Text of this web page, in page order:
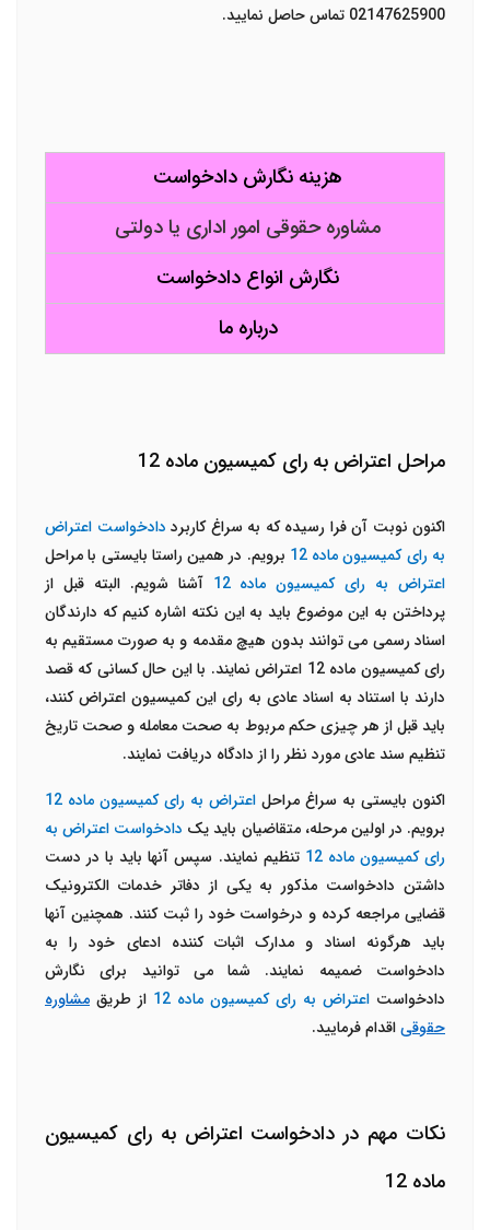
02147625900 تماس حاصل نمایید.
هزینه نگارش دادخواست
مشاوره حقوقی امور اداری یا دولتی
نگارش انواع دادخواست
درباره ما
مراحل اعتراض به رای کمیسیون ماده 12
اکنون نوبت آن فرا رسیده که به سراغ کاربرد دادخواست اعتراض
به رای کمیسیون ماده 12
برویم. در همین راستا بایستی با مراحل
اعتراض به رای کمیسیون ماده 12
آشنا شویم. البته قبل از
پرداختن به این موضوع باید به این نکته اشاره کنیم که دارندگان
اسناد رسمی می توانند بدون هیچ مقدمه و به صورت مستقیم به
رای کمیسیون ماده 12 اعتراض نمایند. با این حال کسانی که قصد
دارند با استناد به اسناد عادی به رای این کمیسیون اعتراض کنند،
باید قبل از هر چیزی حکم مربوط به صحت معامله و صحت تاریخ
تنظیم سند عادی مورد نظر را از دادگاه دریافت نمایند.
اکنون بایستی به سراغ مراحل اعتراض به رای کمیسیون ماده 12
برویم. در اولین مرحله، متقاضیان باید یک دادخواست اعتراض به
رای کمیسیون ماده 12
تنظیم نمایند. سپس آنها باید با در دست
داشتن دادخواست مذکور به یکی از دفاتر خدمات الکترونیک
قضایی مراجعه کرده و درخواست خود را ثبت کنند. همچنین آنها
باید هرگونه اسناد و مدارک اثبات کننده ادعای خود را به
دادخواست ضمیمه نمایند. شما می توانید برای نگارش
دادخواست اعتراض به رای کمیسیون ماده 12 از طریق مشاوره
حقوقیاقدام فرمایید.
نکات مهم در دادخواست اعتراض به رای کمیسیون
ماده 12